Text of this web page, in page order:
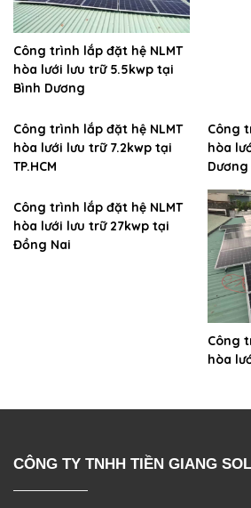
Công trình lắp đặt hệ NLMT
hòa lưới lưu trữ 5.5kwp tại
Bình Dương
Công trình lắp đặt hệ NLMT
hòa lưới lưu trữ 7.2kwp tại
TP.HCM
Công
hòa
Dương
Công trình lắp đặt hệ NLMT
hòa lưới lưu trữ 27kwp tại
Đồng Nai
Công
hòa
CÔNG TY TNHH TIỀN GIANG